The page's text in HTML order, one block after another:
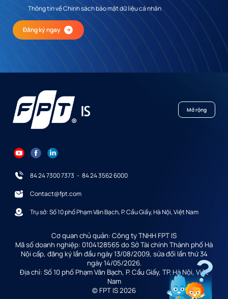
Thông tin về Chính sách bảo mật dữ liệu cá nhân
Đăng ký ngay
Mở rộng
84 24 7300 7373 - 84 24 3562 6000
Contact@fpt.com
Trụ sở: Số 10 phố Phạm Văn Bạch, P. Cầu Giấy, Hà Nội, Việt Nam
Cơ quan chủ quản: Công ty TNHH FPT IS
Mã số doanh nghiệp: 0104128565 do Sở Tài chính Thành phố Hà
Nội cấp, đăng ký lần đầu ngày 13/08/2009, sửa đổi lần thứ 34
ngày 14/05/2026.
Địa chỉ: Số 10 phố Phạm Văn Bạch, P. Cầu Giấy, TP. Hà Nội, Việt
Nam
© FPT IS 2026